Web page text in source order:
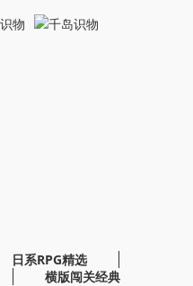
日系RPG精选
横版闯关经典